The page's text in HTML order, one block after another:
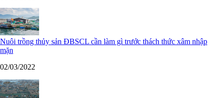
Nuôi trồng thủy sản ĐBSCL cần làm gì trước thách thức xâm nhập
mặn
02/03/2022